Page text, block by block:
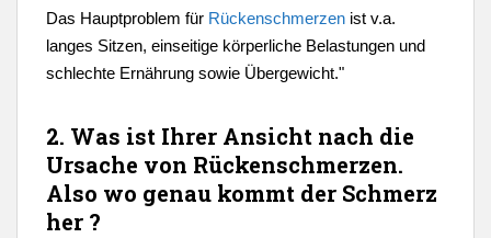
Das Hauptproblem für Rückenschmerzen ist v.a.
langes Sitzen, einseitige körperliche Belastungen und
schlechte Ernährung sowie Übergewicht."
2. Was ist Ihrer Ansicht nach die
Ursache von Rückenschmerzen.
Also wo genau kommt der Schmerz
her ?